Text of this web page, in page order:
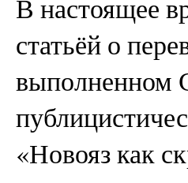
В настоящее
статьёй о
выполненном
«Новояз как